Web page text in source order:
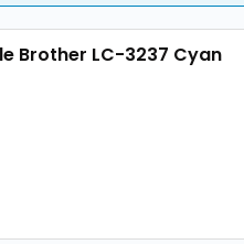
Brother LC-3237 Cyan